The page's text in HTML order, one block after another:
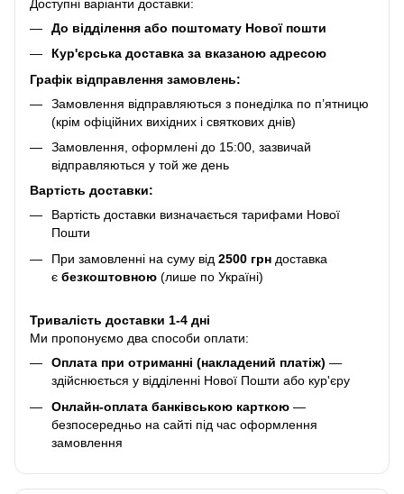
Доступні варіанти доставки:
До відділення або поштомату Нової пошти
Кур'єрська доставка за вказаною адресою
Графік відправлення замовлень:
Замовлення відправляються з понеділка по п’ятницю
(крім офіційних вихідних і святкових днів)
Замовлення, оформлені до 15:00, зазвичай
відправляються у той же день
Вартість доставки:
Вартість доставки визначається тарифами Нової
Пошти
При замовленні на суму від 2500 грн доставка
є безкоштовною (лише по Україні)
Тривалість доставки 1-4 дні
Ми пропонуємо два способи оплати:
Оплата при отриманні (накладений платіж) —
здійснюється у відділенні Нової Пошти або кур'єру
Онлайн-оплата банківською карткою —
безпосередньо на сайті під час оформлення
замовлення